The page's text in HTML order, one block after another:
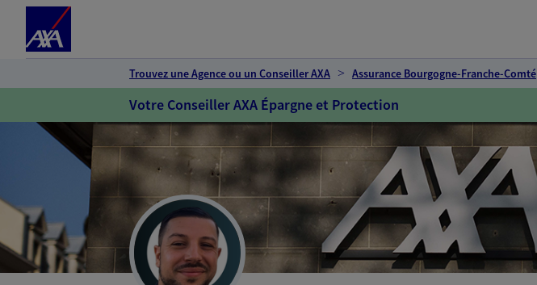
Trouvez une Agence ou un Conseiller AXA Assurance Bourgogne-Franche-Comté
Votre Conseiller AXA Épargne et Protection